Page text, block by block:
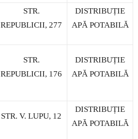
STR.
REPUBLICII, 277
DISTRIBUȚIE
APĂ POTABILĂ
STR.
REPUBLICII, 176
DISTRIBUȚIE
APĂ POTABILĂ
STR. V. LUPU, 12
DISTRIBUȚIE
APĂ POTABILĂ